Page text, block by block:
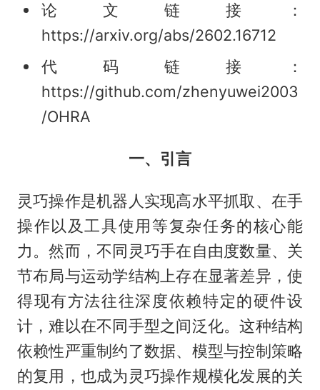
论文链接：
https://arxiv.org/abs/2602.16712
代码链接：
https://github.com/zhenyuwei2003
/OHRA
一、引言
灵巧操作是机器人实现高水平抓取、在手
操作以及工具使用等复杂任务的核心能
力。然而，不同灵巧手在自由度数量、关
节布局与运动学结构上存在显著差异，使
得现有方法往往深度依赖特定的硬件设
计，难以在不同手型之间泛化。这种结构
依赖性严重制约了数据、模型与控制策略
的复用，也成为灵巧操作规模化发展的关